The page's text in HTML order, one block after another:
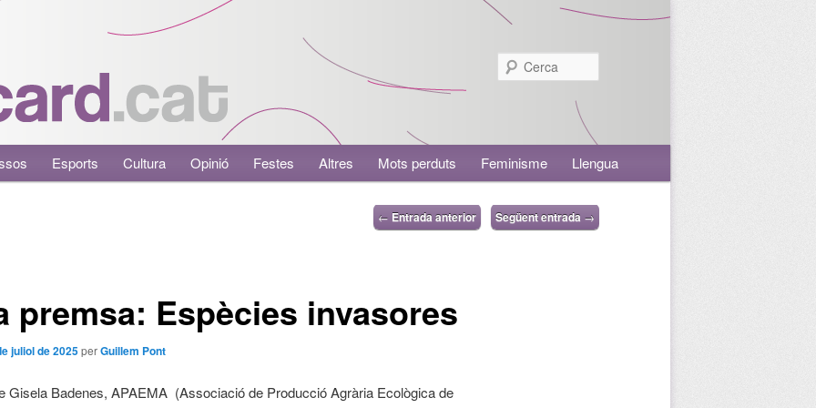
Esports Cultura Opinió Festes Altres Mots perduts Feminisme Llengua
← Entrada anterior Següent entrada →
premsa: Espècies invasores
juliol de 2025perGuillem Pont
Gisela Badenes, APAEMA (Associació de Producció Agrària Ecològica de